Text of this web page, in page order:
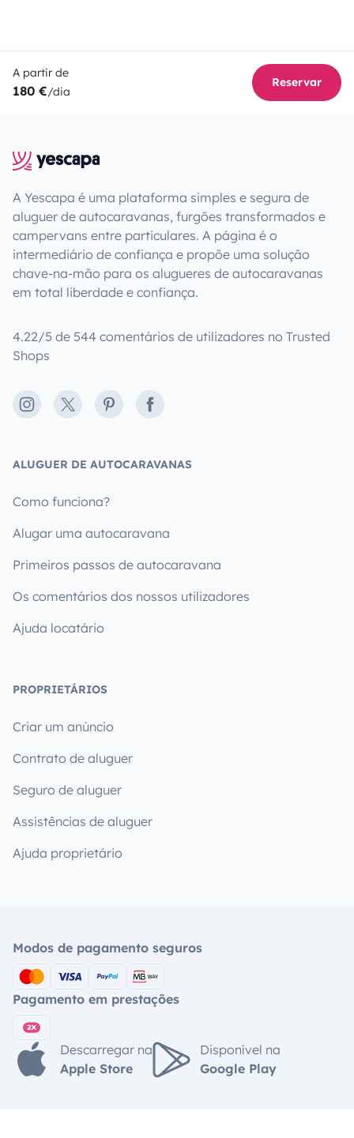
A partir de
180 €/dia
Reservar
A Yescapa é uma plataforma simples e segura de
aluguer de autocaravanas, furgões transformados e
campervans entre particulares. A página é o
intermediário de confiança e propõe uma solução
chave-na-mão para os alugueres de autocaravanas
em total liberdade e confiança.
4.22/5 de 544 comentários de utilizadores no Trusted
Shops
Instagram
X PinterestFacebook
ALUGUER DE AUTOCARAVANAS
Como funciona?
Alugar uma autocaravana
Primeiros passos de autocaravana
Os comentários dos nossos utilizadores
Ajuda locatário
PROPRIETÁRIOS
Criar um anúncio
Contrato de aluguer
Seguro de aluguer
Assistências de aluguer
Ajuda proprietário
Modos de pagamento seguros
Pagamento em prestações
Descarregar na
Apple Store
Disponível na
Google Play